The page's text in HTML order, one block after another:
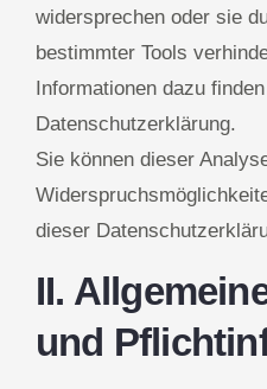
widersprechen oder sie
bestimmter Tools
Informationen dazu
Datenschutzerklärung.
Sie können dieser
dieser
II.
und